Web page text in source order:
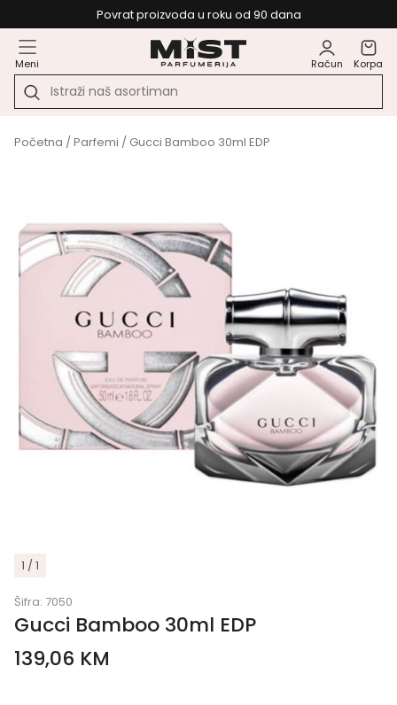
Povrat proizvoda u roku od 90 dana
Meni Račun Korpa
Početna /Parfemi / Gucci Bamboo 30ml EDP
1 / 1
Šifra: 7050
Gucci Bamboo 30ml EDP
139,06 KM